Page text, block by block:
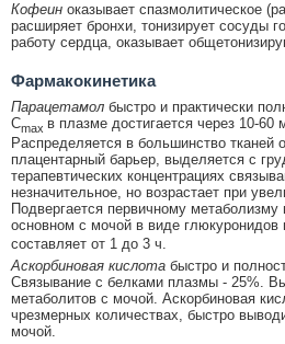
Кофеин оказывает спазмолитическое
расширяет бронхи, тонизирует сосуды
работу сердца, оказывает
Фармакокинетика
Парацетамол быстро и практически
Cmax в плазме достигается через 10-60
Распределяется в большинство тканей
плацентарный барьер, выделяется с
терапевтических концентрациях
незначительное, но возрастает при
Подвергается первичному
основном с мочой в виде
составляет от 1 до 3 ч.
Аскорбиновая кислота быстро и
Связывание с белками плазмы - 25%.
метаболитов с мочой. Аскорбиновая
чрезмерных количествах, быстро
мочой.